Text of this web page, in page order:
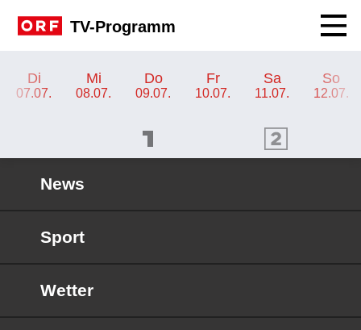
TV-Programm
Di
07.07.
Mi
08.07.
Do
09.07.
Fr
10.07.
Sa
11.07.
So
12.07.
ORF 2 Programm
News
Sport
Wetter